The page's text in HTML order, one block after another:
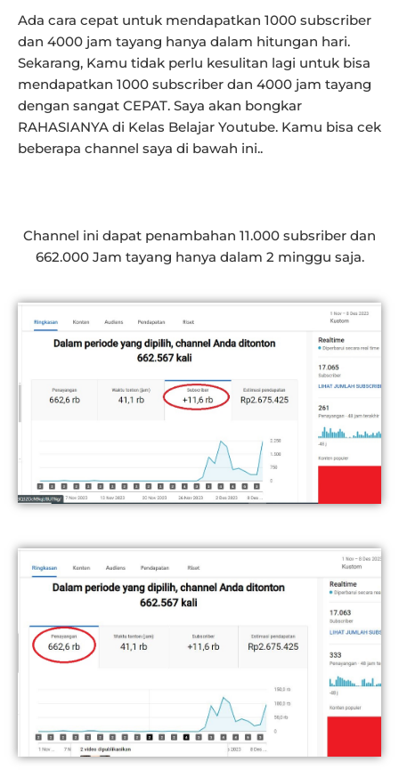
Ada cara cepat untuk mendapatkan 1000 subscriber
dan 4000 jam tayang hanya dalam hitungan hari.
Sekarang, Kamu tidak perlu kesulitan lagi untuk bisa
mendapatkan 1000 subscriber dan 4000 jam tayang
dengan sangat CEPAT. Saya akan bongkar
RAHASIANYA di Kelas Belajar Youtube. Kamu bisa cek
beberapa channel saya di bawah ini..
Channel ini dapat penambahan 11.000 subsriber dan
662.000 Jam tayang hanya dalam 2 minggu saja.